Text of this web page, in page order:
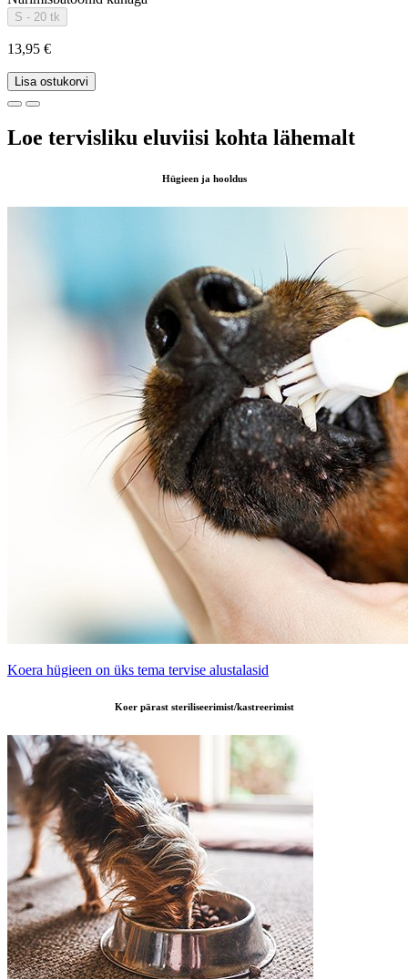
S - 20 tk
13,95 €
Lisa ostukorvi
Loe tervisliku eluviisi kohta lähemalt
Hügieen ja hooldus
Koera hügieen on üks tema tervise alustalasid
Koer pärast steriliseerimist/kastreerimist